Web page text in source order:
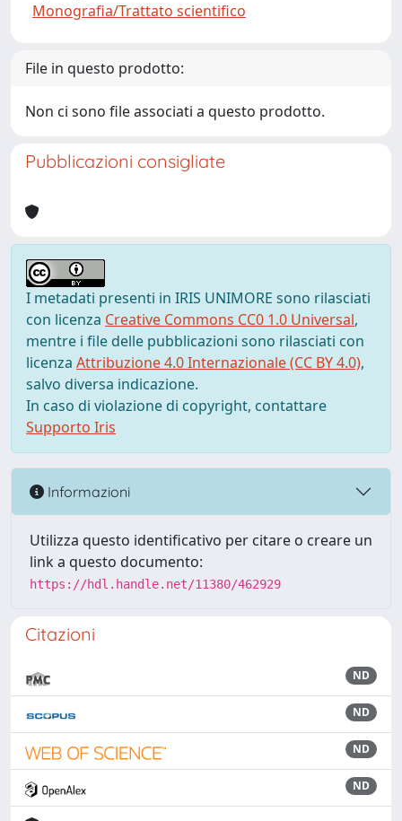
Monografia/Trattato scientifico
File in questo prodotto:
Non ci sono file associati a questo prodotto.
Pubblicazioni consigliate
I metadati presenti in IRIS UNIMORE sono rilasciati
con licenza Creative Commons CC0 1.0 Universal,
mentre i file delle pubblicazioni sono rilasciati con
licenza Attribuzione 4.0 Internazionale (CC BY 4.0),
salvo diversa indicazione.
In caso di violazione di copyright, contattare
Supporto Iris
Informazioni
Utilizza questo identificativo per citare o creare un
link a questo documento:
https://hdl.handle.net/11380/462929
Citazioni
ND
ND
ND
ND